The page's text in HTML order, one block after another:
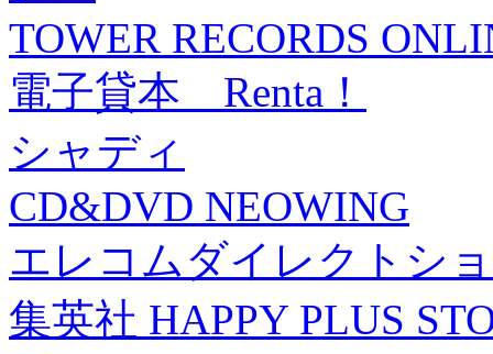
TOWER RECORDS
電子貸本 Renta！
シャディ
CD&DVD NEOWING
エレコムダイレクトシ
集英社 HAPPY PLUS